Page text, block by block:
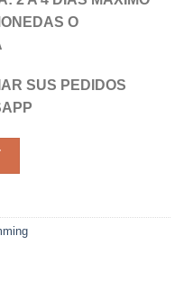
O
SUS PEDIDOS
serie 3 quantity